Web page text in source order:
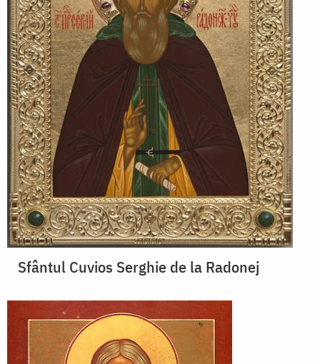
Sfântul Cuvios Serghie de la Radonej